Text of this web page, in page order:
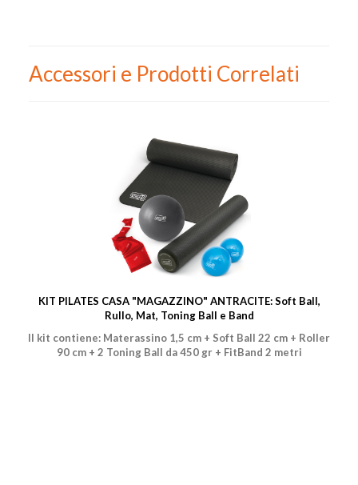
Accessori e Prodotti Correlati
KIT PILATES CASA "MAGAZZINO" ANTRACITE: Soft Ball,
Rullo, Mat, Toning Ball e Band
Il kit contiene: Materassino 1,5 cm + Soft Ball 22 cm + Roller
90 cm + 2 Toning Ball da 450 gr + FitBand 2 metri